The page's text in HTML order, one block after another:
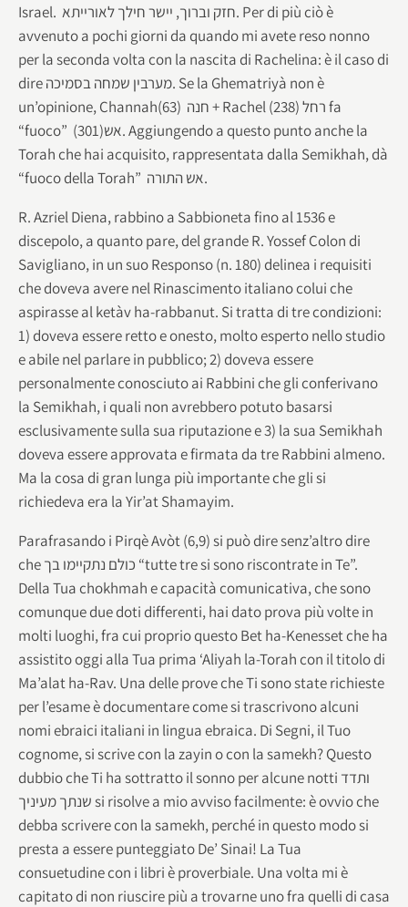
Israel. חזק וברוך, יישר חילך לאורייתא. Per di più ciò è
avvenuto a pochi giorni da quando mi avete reso nonno
per la seconda volta con la nascita di Rachelina: è il caso di
dire מערבין שמחה בסמיכה. Se la Ghematriyà non è
un’opinione, Channahחנה (63) + Rachel רחל (238) fa
“fuoco” אש(301). Aggiungendo a questo punto anche la
Torah che hai acquisito, rappresentata dalla Semikhah, dà
“fuoco della Torah” אש התורה.
R. Azriel Diena, rabbino a Sabbioneta fino al 1536 e
discepolo, a quanto pare, del grande R. Yossef Colon di
Savigliano, in un suo Responso (n. 180) delinea i requisiti
che doveva avere nel Rinascimento italiano colui che
aspirasse al ketàv ha-rabbanut. Si tratta di tre condizioni:
1) doveva essere retto e onesto, molto esperto nello studio
e abile nel parlare in pubblico; 2) doveva essere
personalmente conosciuto ai Rabbini che gli conferivano
la Semikhah, i quali non avrebbero potuto basarsi
esclusivamente sulla sua riputazione e 3) la sua Semikhah
doveva essere approvata e firmata da tre Rabbini almeno.
Ma la cosa di gran lunga più importante che gli si
richiedeva era la Yir’at Shamayim.
Parafrasando i Pirqè Avòt (6,9) si può dire senz’altro dire
che כולם נתקיימו בך “tutte tre si sono riscontrate in Te”.
Della Tua chokhmah e capacità comunicativa, che sono
comunque due doti differenti, hai dato prova più volte in
molti luoghi, fra cui proprio questo Bet ha-Kenesset che ha
assistito oggi alla Tua prima ‘Aliyah la-Torah con il titolo di
Ma’alat ha-Rav. Una delle prove che Ti sono state richieste
per l’esame è documentare come si trascrivono alcuni
nomi ebraici italiani in lingua ebraica. Di Segni, il Tuo
cognome, si scrive con la zayin o con la samekh? Questo
dubbio che Ti ha sottratto il sonno per alcune notti ותדד
שנתך מעיניך si risolve a mio avviso facilmente: è ovvio che
debba scrivere con la samekh, perché in questo modo si
presta a essere punteggiato De’ Sinai! La Tua
consuetudine con i libri è proverbiale. Una volta mi è
capitato di non riuscire più a trovarne uno fra quelli di casa